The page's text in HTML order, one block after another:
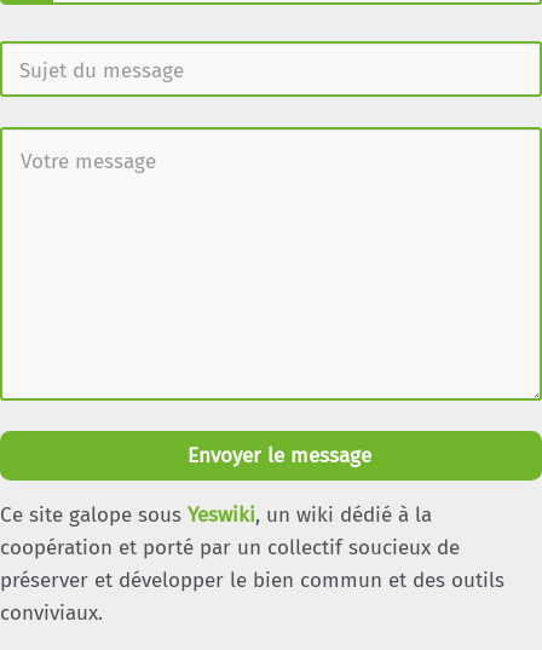
Envoyer le message
Ce site galope sous Yeswiki, un wiki dédié à la
coopération et porté par un collectif soucieux de
préserver et développer le bien commun et des outils
conviviaux.